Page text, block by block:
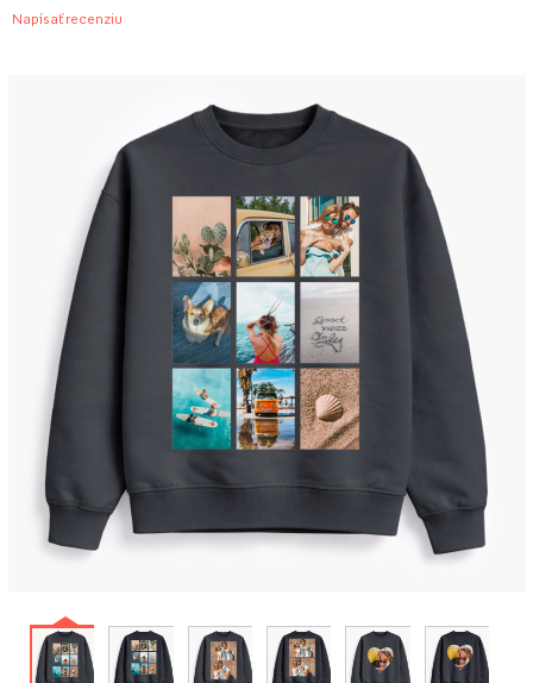
Napísať recenziu